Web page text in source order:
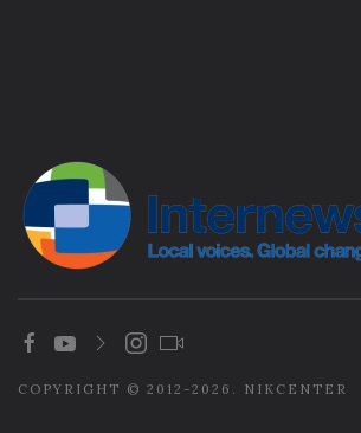
COPYRIGHT © 2012-2026. NIKCENTER